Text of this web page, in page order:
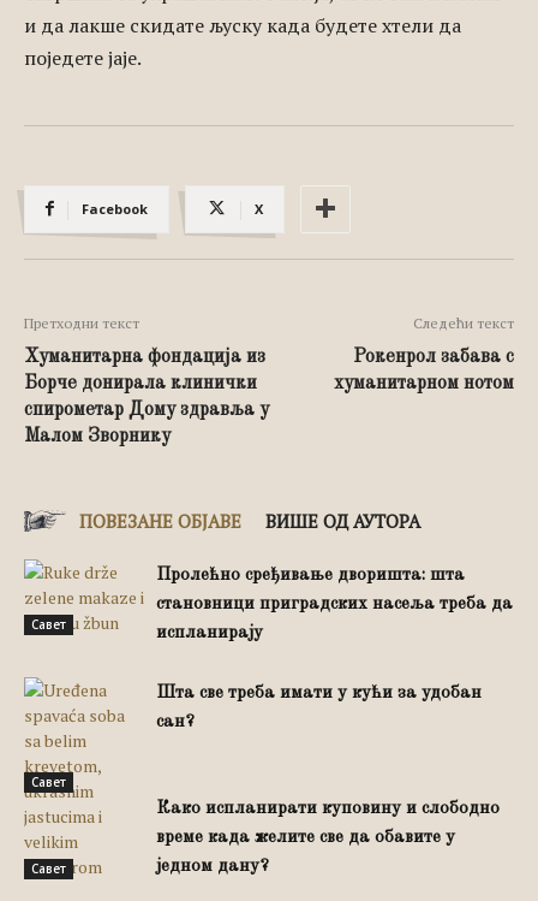
и да лакше скидате љуску када будете хтели да
поједете јаје.
Facebook X
Претходни текст
Хуманитарна фондација из
Борче донирала клинички
спирометар Дому здравља у
Малом Зворнику
Следећи текст
Рокенрол забава с
хуманитарном нотом
ПОВЕЗАНЕ ОБЈАВЕ ВИШЕ ОД АУТОРА
Савет
Пролећно сређивање дворишта: шта
становници приградских насеља треба да
испланирају
Савет
Шта све треба имати у кући за удобан
сан?
Савет
Како испланирати куповину и слободно
време када желите све да обавите у
једном дану?